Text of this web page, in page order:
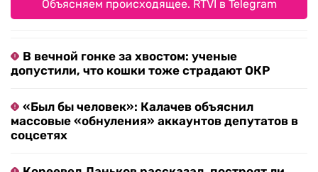
Объясняем происходящее. RTVI в Telegram
В вечной гонке за хвостом: ученые
допустили, что кошки тоже страдают ОКР
«Был бы человек»: Калачев объяснил
массовые «обнуления» аккаунтов депутатов в
соцсетях